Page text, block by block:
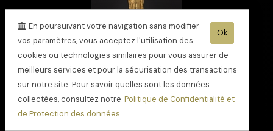
Ok
En poursuivant votre navigation sans modifier
vos paramètres, vous acceptez l'utilisation des
cookies ou technologies similaires pour vous assurer de
meilleurs services et pour la sécurisation des transactions
sur notre site. Pour savoir quelles sont les données
collectées, consultez notre Politique de Confidentialité et
de Protection des données